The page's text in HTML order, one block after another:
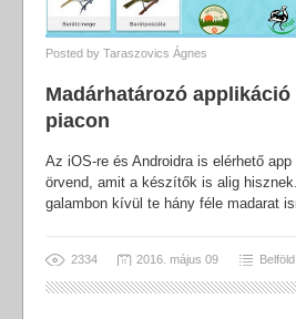
Posted by Taraszovics Ágnes
Madárhatározó
piacon
Az iOS-re és Androidra is elérhető
örvend, amit a készítők is alig
galambon kívül te hány féle madarat
2334 2016. május 09 Belföld